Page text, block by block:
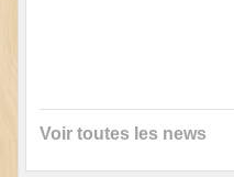
Voir toutes les news